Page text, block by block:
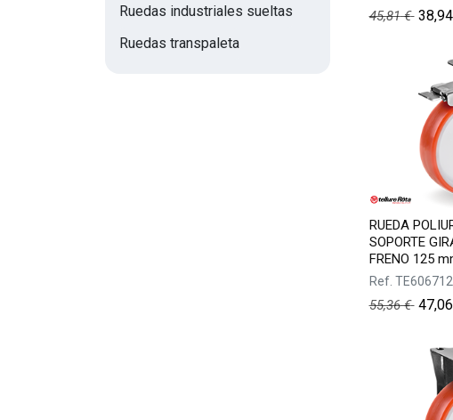
Ruedas industriales sueltas
Ruedas transpaleta
45,81€ 38,94
RUEDA
SOPORTE
FRENO 125
Ref.
55,36€ 47,06